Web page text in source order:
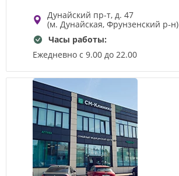
Дунайский пр-т, д. 47
(м. Дунайская, Фрунзенский р‑н)
Часы работы:
Ежедневно с 9.00 до 22.00